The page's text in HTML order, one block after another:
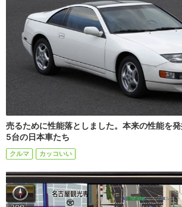
売るために性能落としました。本来の性能を
5台の日本車たち
クルマ カッコいい